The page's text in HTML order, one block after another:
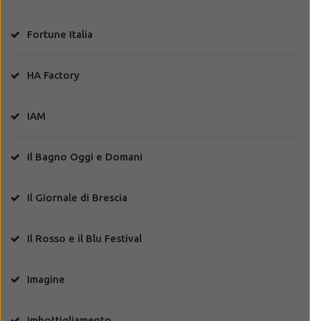
Fortune Italia
HA Factory
IAM
Il Bagno Oggi e Domani
Il Giornale di Brescia
Il Rosso e il Blu Festival
Imagine